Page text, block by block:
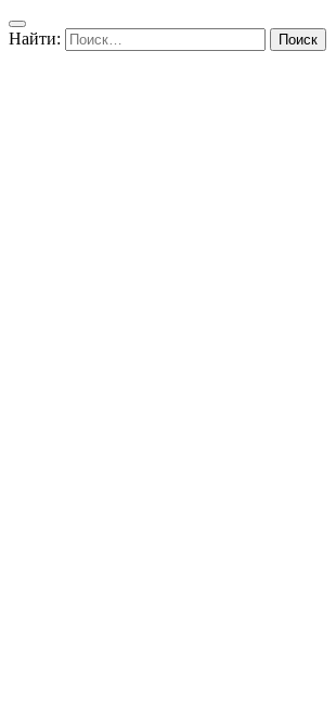
Найти: